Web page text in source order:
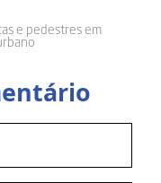
e pedestres em